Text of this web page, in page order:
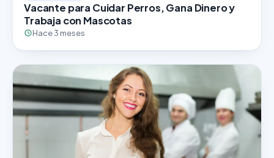
Vacante para Cuidar Perros, Gana Dinero y
Trabaja con Mascotas
Hace 3 meses